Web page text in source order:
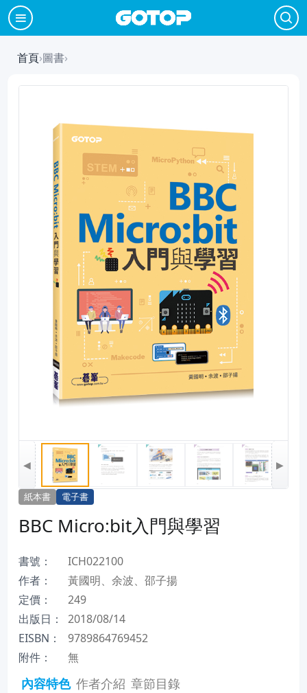
首頁›圖書›
◀ ▶
紙本書 電子書
BBC Micro:bit入門與學習
書號：
ICH022100
作者：
黃國明、余波、邵子揚
定價：
249
出版日：
2018/08/14
EISBN：
9789864769452
附件：
無
內容特色 作者介紹 章節目錄